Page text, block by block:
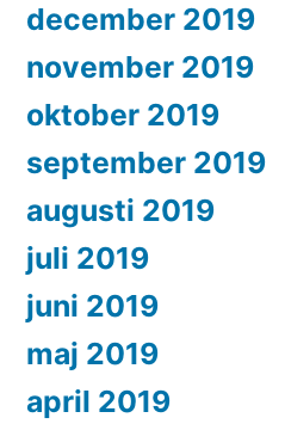
december 2019
november 2019
oktober 2019
september 2019
augusti 2019
juli 2019
juni 2019
maj 2019
april 2019